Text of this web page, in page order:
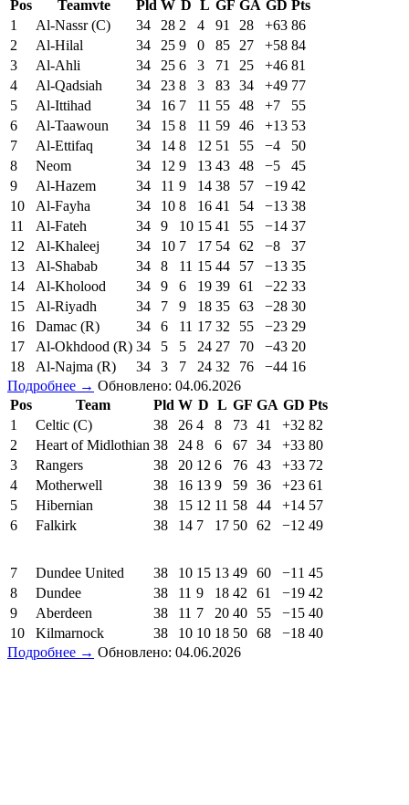
Pos Teamvte Pld W D L GF GA GD Pts
1
Al-Nassr (C) 34 28 2 4 91 28 +63 86
2
Al-Hilal 34 25 9 0 85 27 +58 84
3
Al-Ahli 34 25 6 3 71 25 +46 81
4
Al-Qadsiah 34 23 8 3 83 34 +49 77
5
Al-Ittihad 34 16 7 11 55 48 +7
55
6
Al-Taawoun 34 15 8 11 59 46 +13 53
7
Al-Ettifaq 34 14 8 12 51 55 −4
50
8
Neom 34 12 9 13 43 48 −5
45
9
Al-Hazem 34 11 9 14 38 57 −19 42
10
Al-Fayha 34 10 8 16 41 54 −13 38
11
Al-Fateh 34 9 10 15 41 55 −14 37
12
Al-Khaleej 34 10 7 17 54 62 −8
37
13
Al-Shabab 34 8 11 15 44 57 −13 35
14
Al-Kholood 34 9 6 19 39 61 −22 33
15
Al-Riyadh 34 7 9 18 35 63 −28 30
16
Damac (R) 34 6 11 17 32 55 −23 29
17
Al-Okhdood (R) 34 5 5 24 27 70 −43 20
18
Al-Najma (R) 34 3 7 24 32 76 −44 16
Подробнее → Обновлено: 04.06.2026
Pos
Team Pld W D L GF GA GD Pts
1
Celtic (C) 38 26 4 8 73 41 +32 82
2
Heart of Midlothian 38 24 8 6 67 34 +33 80
3
Rangers 38 20 12 6 76 43 +33 72
4
Motherwell 38 16 13 9 59 36 +23 61
5
Hibernian 38 15 12 11 58 44 +14 57
6
Falkirk 38 14 7 17 50 62 −12 49
7 Dundee United 38 10 15 13 49 60 −11 45
8
Dundee 38 11 9 18 42 61 −19 42
9
Aberdeen 38 11 7 20 40 55 −15 40
10
Kilmarnock 38 10 10 18 50 68 −18 40
Подробнее → Обновлено: 04.06.2026